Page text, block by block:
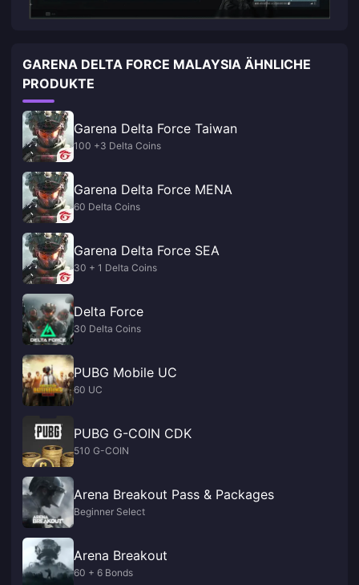
GARENA DELTA FORCE MALAYSIA ÄHNLICHE
PRODUKTE
Garena Delta Force Taiwan
100 +3 Delta Coins
Garena Delta Force MENA
60 Delta Coins
Garena Delta Force SEA
30 + 1 Delta Coins
Delta Force
30 Delta Coins
PUBG Mobile UC
60 UC
PUBG G-COIN CDK
510 G-COIN
Arena Breakout Pass & Packages
Beginner Select
Arena Breakout
60 + 6 Bonds